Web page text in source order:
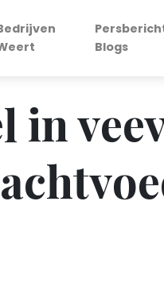
Blogs
in